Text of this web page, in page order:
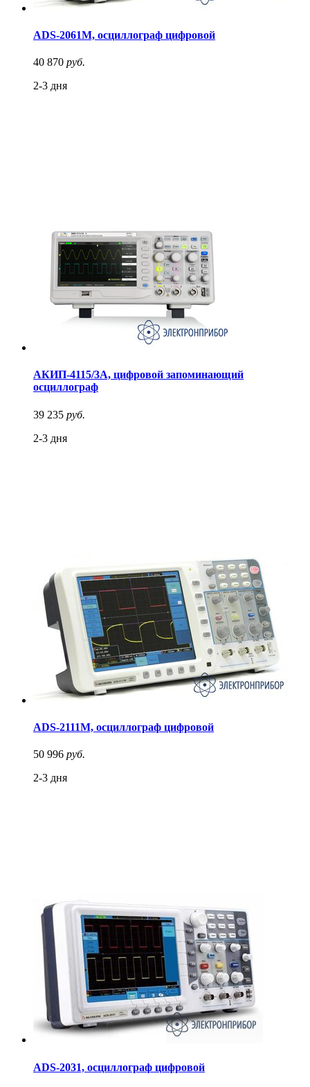
ADS-2061M, осциллограф цифровой
40 870 руб.
2-3 дня
АКИП-4115/3А, цифровой запоминающий
осциллограф
39 235 руб.
2-3 дня
ADS-2111M, осциллограф цифровой
50 996 руб.
2-3 дня
ADS-2031, осциллограф цифровой